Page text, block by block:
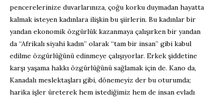
pencerelerinize duvarlarınıza, çoğu korku duymadan hayatta
kalmak isteyen kadınlara ilişkin bu şiirlerin. Bu kadınlar bir
yandan ekonomik özgürlük kazanmaya çalışırken bir yandan
da “Afrikalı siyahi kadın” olarak “tam bir insan” gibi kabul
edilme özgürlüğünü edinmeye çalışıyorlar. Erkek şiddetine
karşı yaşama hakkı özgürlüğünü sağlamak için de. Kano da,
Kanadalı meslektaşları gibi, dönemeyiz der bu oturumda;
harika işler üreterek hem istediğimiz hem de insan evladı